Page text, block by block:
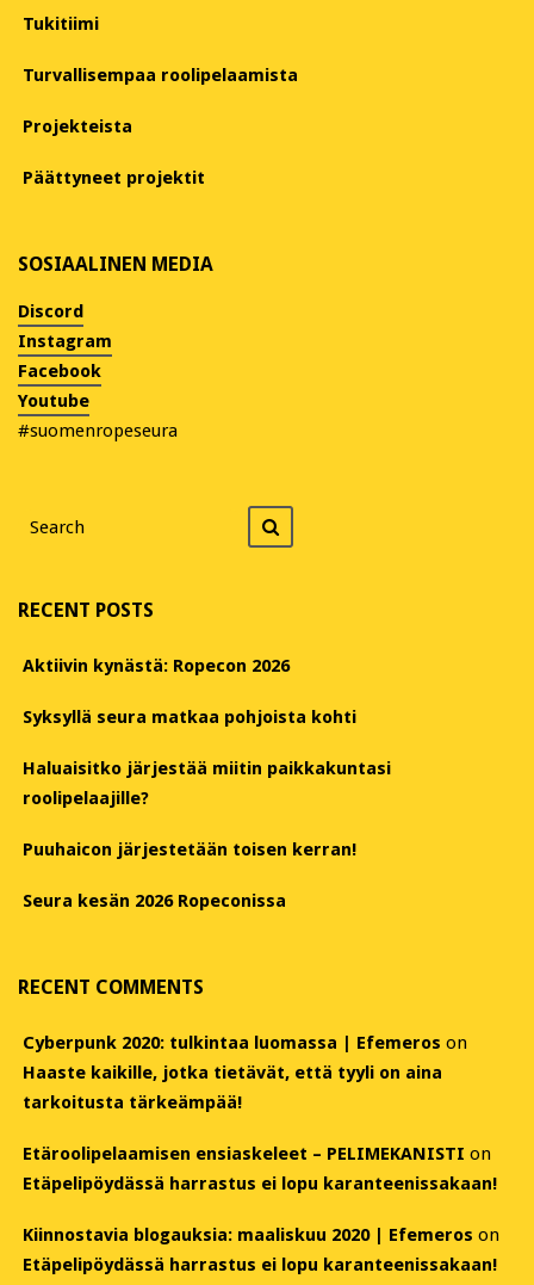
Tukitiimi
Turvallisempaa roolipelaamista
Projekteista
Päättyneet projektit
SOSIAALINEN MEDIA
Discord
Instagram
Facebook
Youtube
#suomenropeseura
for
RECENT POSTS
Aktiivin kynästä: Ropecon 2026
Syksyllä seura matkaa pohjoista kohti
Haluaisitko järjestää miitin paikkakuntasi
roolipelaajille?
Puuhaicon järjestetään toisen kerran!
Seura kesän 2026 Ropeconissa
RECENT COMMENTS
Cyberpunk 2020: tulkintaa luomassa | Efemeros on
Haaste kaikille, jotka tietävät, että tyyli on aina
tarkoitusta tärkeämpää!
Etäroolipelaamisen ensiaskeleet – PELIMEKANISTI on
Etäpelipöydässä harrastus ei lopu karanteenissakaan!
Kiinnostavia blogauksia: maaliskuu 2020 | Efemeros on
Etäpelipöydässä harrastus ei lopu karanteenissakaan!